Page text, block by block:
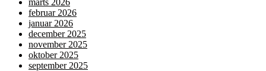
februar 2026
januar 2026
december 2025
november 2025
oktober 2025
september 2025